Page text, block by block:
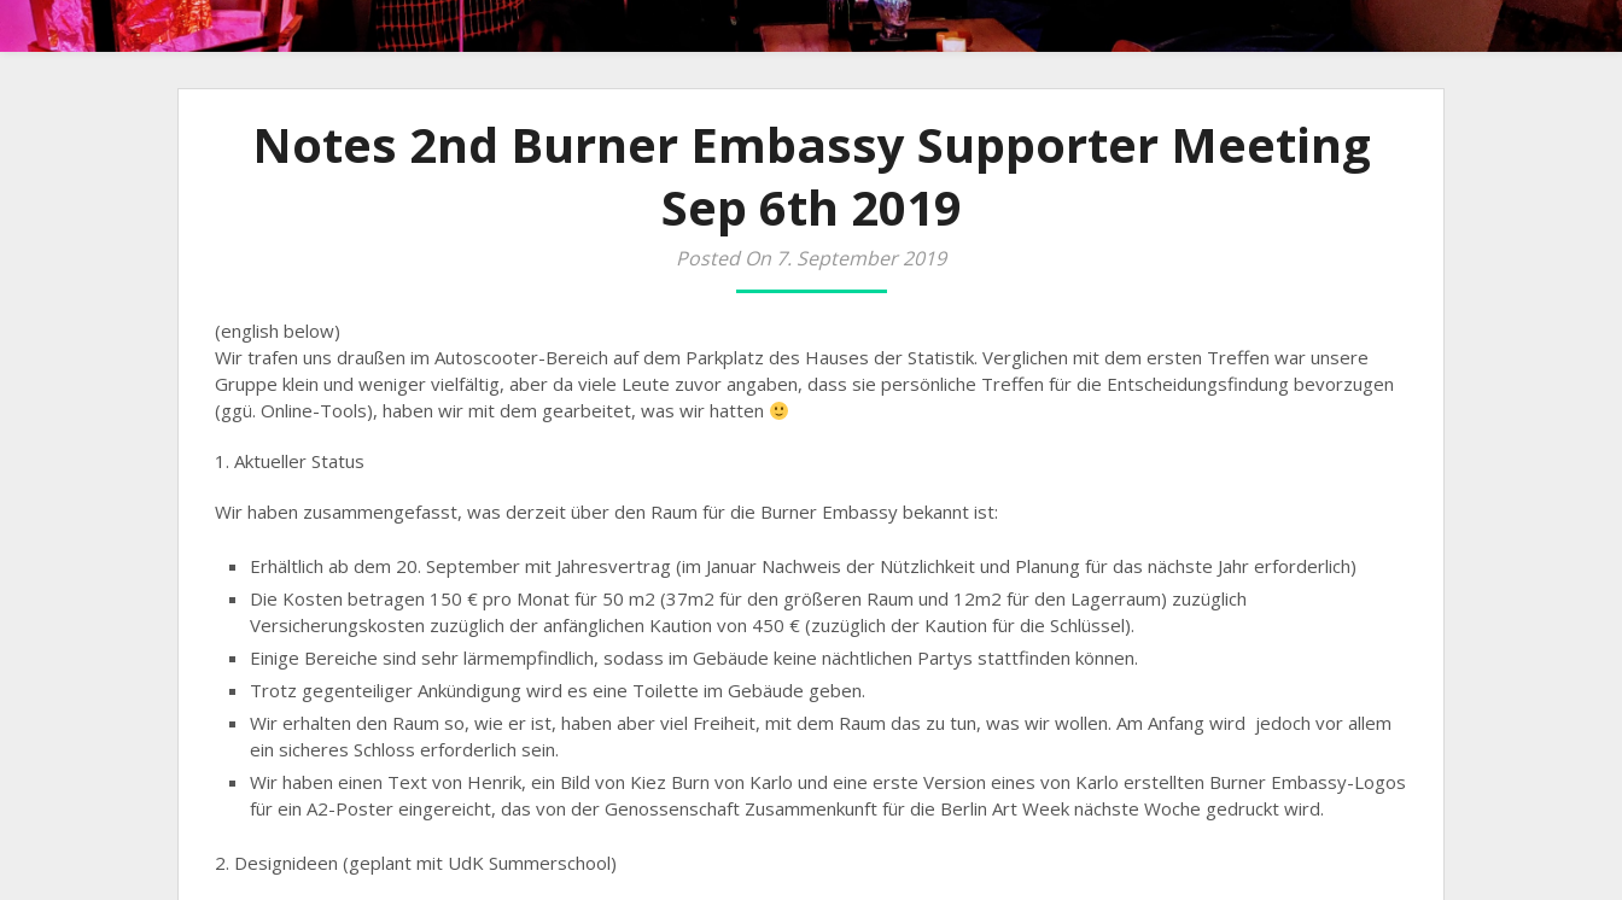
Notes 2nd Burner Embassy Supporter Meeting
Sep 6th 2019
Posted On 7. September 2019
(english below)
Wir trafen uns draußen im Autoscooter-Bereich auf dem Parkplatz des Hauses der Statistik. Verglichen mit dem ersten Treffen war unsere
Gruppe klein und weniger vielfältig, aber da viele Leute zuvor angaben, dass sie persönliche Treffen für die Entscheidungsfindung bevorzugen
(ggü. Online-Tools), haben wir mit dem gearbeitet, was wir hatten
1. Aktueller Status
Wir haben zusammengefasst, was derzeit über den Raum für die Burner Embassy bekannt ist:
Erhältlich ab dem 20. September mit Jahresvertrag (im Januar Nachweis der Nützlichkeit und Planung für das nächste Jahr erforderlich)
Die Kosten betragen 150 € pro Monat für 50 m2 (37m2 für den größeren Raum und 12m2 für den Lagerraum) zuzüglich
Versicherungskosten zuzüglich der anfänglichen Kaution von 450 € (zuzüglich der Kaution für die Schlüssel).
Einige Bereiche sind sehr lärmempfindlich, sodass im Gebäude keine nächtlichen Partys stattfinden können.
Trotz gegenteiliger Ankündigung wird es eine Toilette im Gebäude geben.
Wir erhalten den Raum so, wie er ist, haben aber viel Freiheit, mit dem Raum das zu tun, was wir wollen. Am Anfang wird jedoch vor allem
ein sicheres Schloss erforderlich sein.
Wir haben einen Text von Henrik, ein Bild von Kiez Burn von Karlo und eine erste Version eines von Karlo erstellten Burner Embassy-Logos
für ein A2-Poster eingereicht, das von der Genossenschaft Zusammenkunft für die Berlin Art Week nächste Woche gedruckt wird.
2. Designideen (geplant mit UdK Summerschool)